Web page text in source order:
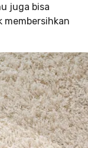
juga bisa